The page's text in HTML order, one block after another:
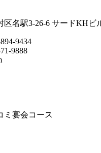
区名駅3-26-6 サードKHビ
9434
9888
ミ宴会コース